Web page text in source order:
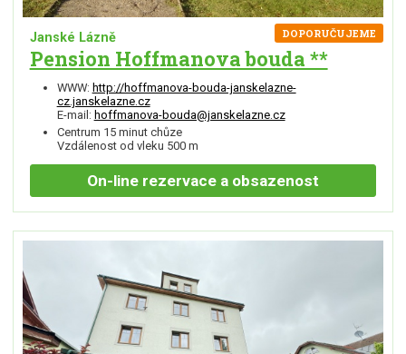
Janské Lázně
Pension Hoffmanova bouda **
DOPORUČUJEME
WWW: http://hoffmanova-bouda-janskelazne-
cz.janskelazne.cz
E-mail: hoffmanova-bouda@janskelazne.cz
Centrum 15 minut chůze
Vzdálenost od vleku 500 m
On-line rezervace a obsazenost